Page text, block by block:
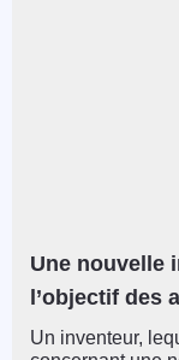
Une nouvelle
l’objectif des
Un inventeur,